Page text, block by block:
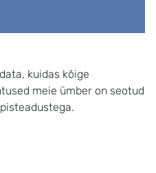
kuidas kõige
meie ümber on seotud